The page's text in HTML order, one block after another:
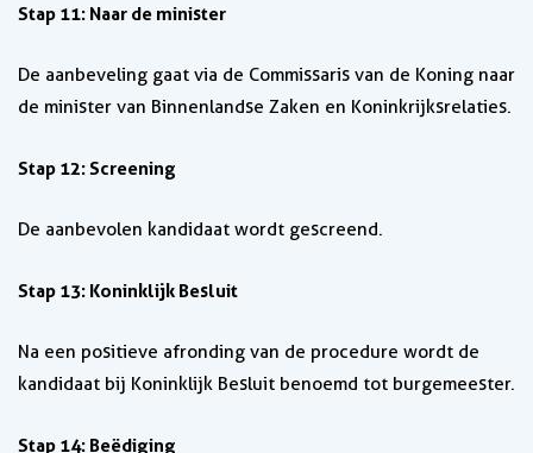
Stap 11: Naar de minister
De aanbeveling gaat via de Commissaris van de Koning naar
de minister van Binnenlandse Zaken en Koninkrijksrelaties.
Stap 12: Screening
De aanbevolen kandidaat wordt gescreend.
Stap 13: Koninklijk Besluit
Na een positieve afronding van de procedure wordt de
kandidaat bij Koninklijk Besluit benoemd tot burgemeester.
Stap 14: Beëdiging